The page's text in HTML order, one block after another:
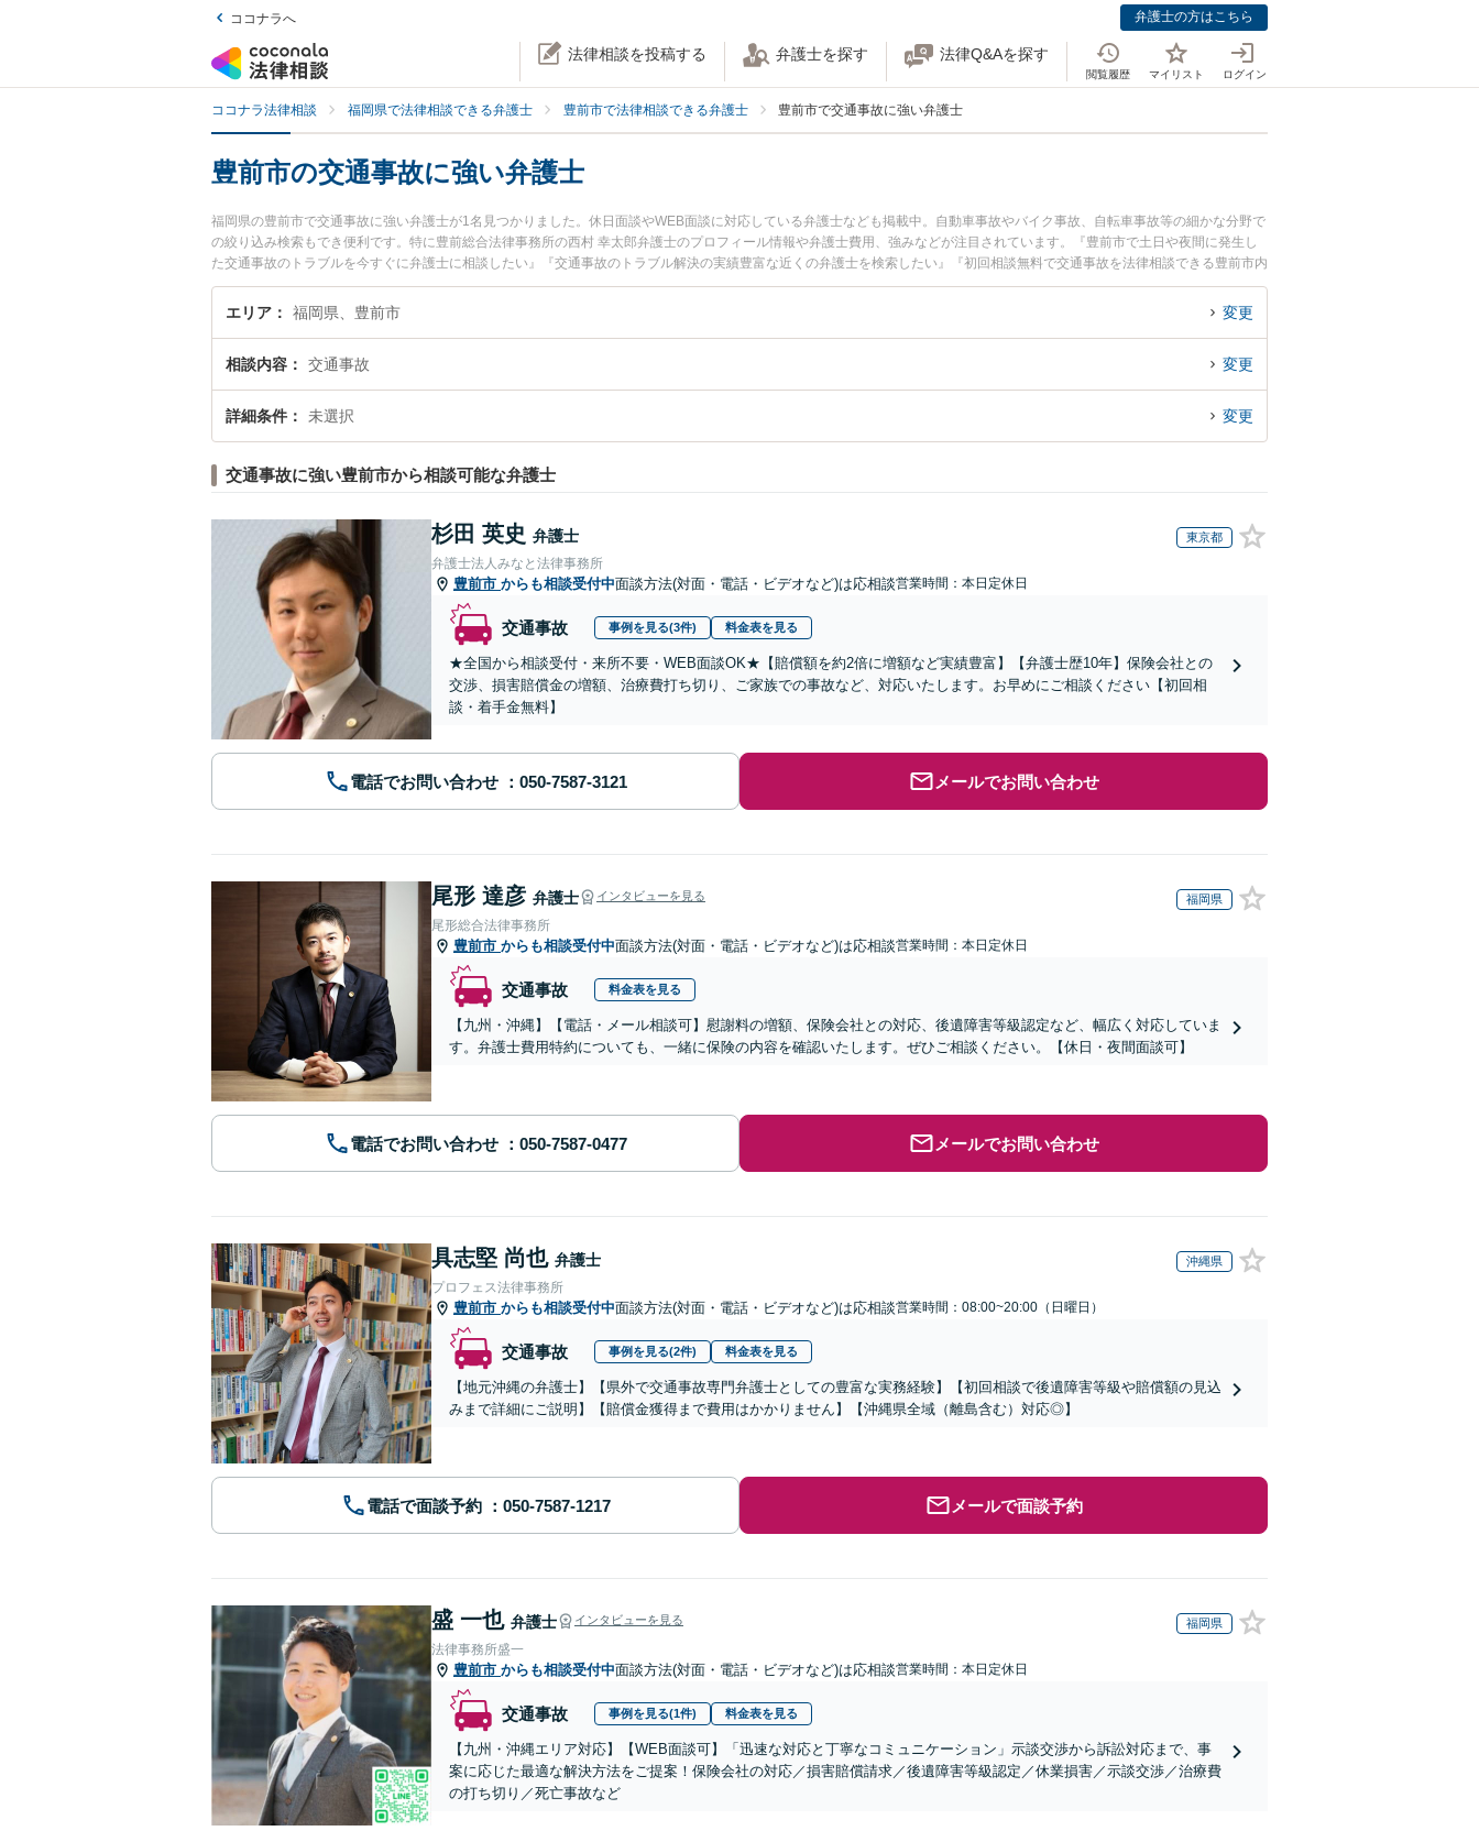
ココナラへ 弁護士の方はこちら
法律相談を投稿する 弁護士を探す 法律Q&Aを探す
閲覧履歴 マイリスト ログイン
ココナラ法律相談 福岡県で法律相談できる弁護士 豊前市で法律相談できる弁護士 豊前市で交通事故に強い弁護士
豊前市の交通事故に強い弁護士
福岡県の豊前市で交通事故に強い弁護士が1名見つかりました。休日面談やWEB面談に対応している弁護士なども掲載中。自動車事故やバイク事故、自転車事故等の細かな分野で
の絞り込み検索もでき便利です。特に豊前総合法律事務所の西村 幸太郎弁護士のプロフィール情報や弁護士費用、強みなどが注目されています。『豊前市で土日や夜間に発生し
た交通事故のトラブルを今すぐに弁護士に相談したい』『交通事故のトラブル解決の実績豊富な近くの弁護士を検索したい』『初回相談無料で交通事故を法律相談できる豊前市内
の弁護士に相談予約したい』などでお困りの相談者さんにおすすめです。
エリア 福岡県、豊前市 変更
相談内容 交通事故 変更
詳細条件 未選択 変更
交通事故に強い豊前市から相談可能な弁護士
杉田 英史 弁護士 東京都
弁護士法人みなと法律事務所
豊前市 からも相談受付中面談方法(対面・電話・ビデオなど)は応相談営業時間：本日定休日
交通事故 事例を見る(3件) 料金表を見る
★全国から相談受付・来所不要・WEB面談OK★【賠償額を約2倍に増額など実績豊富】【弁護士歴10年】保険会社との
交渉、損害賠償金の増額、治療費打ち切り、ご家族での事故など、対応いたします。お早めにご相談ください【初回相
談・着手金無料】
電話でお問い合わせ メールでお問い合わせ
尾形 達彦 弁護士 インタビューを見る 福岡県
尾形総合法律事務所
豊前市 からも相談受付中面談方法(対面・電話・ビデオなど)は応相談営業時間：本日定休日
交通事故 料金表を見る
【九州・沖縄】【電話・メール相談可】慰謝料の増額、保険会社との対応、後遺障害等級認定など、幅広く対応していま
す。弁護士費用特約についても、一緒に保険の内容を確認いたします。ぜひご相談ください。【休日・夜間面談可】
電話でお問い合わせ メールでお問い合わせ
具志堅 尚也 弁護士 沖縄県
プロフェス法律事務所
豊前市 からも相談受付中面談方法(対面・電話・ビデオなど)は応相談営業時間：08:00~20:00（日曜日）
交通事故 事例を見る(2件) 料金表を見る
【地元沖縄の弁護士】【県外で交通事故専門弁護士としての豊富な実務経験】【初回相談で後遺障害等級や賠償額の見込
みまで詳細にご説明】【賠償金獲得まで費用はかかりません】【沖縄県全域（離島含む）対応◎】
電話で面談予約 メールで面談予約
盛 一也 弁護士 インタビューを見る 福岡県
法律事務所盛一
豊前市 からも相談受付中面談方法(対面・電話・ビデオなど)は応相談営業時間：本日定休日
交通事故 事例を見る(1件) 料金表を見る
【九州・沖縄エリア対応】【WEB面談可】「迅速な対応と丁寧なコミュニケーション」示談交渉から訴訟対応まで、事
案に応じた最適な解決方法をご提案！保険会社の対応／損害賠償請求／後遺障害等級認定／休業損害／示談交渉／治療費
の打ち切り／死亡事故など